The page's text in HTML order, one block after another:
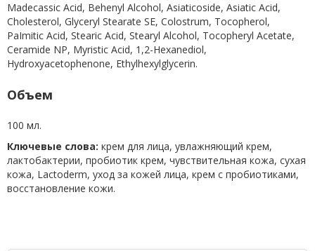
Madecassic Acid, Behenyl Alcohol, Asiaticoside, Asiatic Acid,
Cholesterol, Glyceryl Stearate SE, Colostrum, Tocopherol,
PaImitic Acid, Stearic Acid, Stearyl Alcohol, Tocopheryl Acetate,
Ceramide NP, Myristic Acid, 1,2-Hexanediol,
Hydroxyacetophenone, Ethylhexylglycerin.
Объем
100 мл.
Ключевые слова: крем для лица, увлажняющий крем,
лактобактерии, пробиотик крем, чувствительная кожа, сухая
кожа, Lactoderm, уход за кожей лица, крем с пробиотиками,
восстановление кожи.